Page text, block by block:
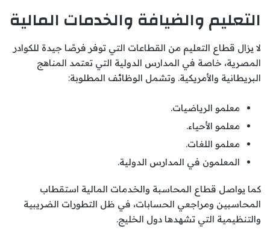
التعليم والضيافة والخدمات المالية
لا يزال قطاع التعليم من القطاعات التي توفر فرصًا جيدة للكوادر
المصرية، خاصة في المدارس الدولية التي تعتمد المناهج
البريطانية والأمريكية. وتشمل الوظائف المطلوبة:
معلمو الرياضيات.
معلمو الأحياء.
معلمو اللغات.
المعلمون في المدارس الدولية.
كما يواصل قطاع المحاسبة والخدمات المالية استقطاب
المحاسبين ومراجعي الحسابات، في ظل التطورات الضريبية
والتنظيمية التي تشهدها دول الخليج.